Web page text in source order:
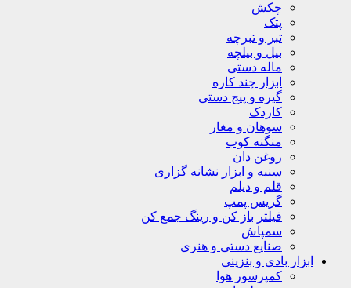
چکش
پتک
تبر و تبرچه
بیل و بیلچه
ماله دستی
ابزار چند کاره
گیره و پیج دستی
کاردک
سوهان و مغار
منگنه کوب
روغن دان
سنبه و ابزار نشانه گزاری
قلم و دیلم
گریس پمپ
فیلتر باز کن و رینگ جمع کن
سمپاش
صنایع دستی و هنری
ابزار بادی و بنزینی
کمپرسور هوا